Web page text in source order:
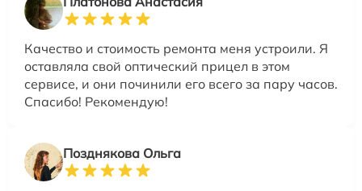
Качество и стоимость ремонта меня устроили. Я
оставляла свой оптический прицел в этом
сервисе, и они починили его всего за пару часов.
Спасибо! Рекомендую!
Позднякова Ольга